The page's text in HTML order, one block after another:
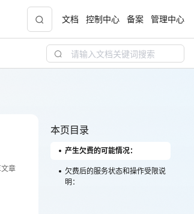
小企业腾飞，高额上云补贴重磅
文档 控制中心 备案 管理中心
章
本页目录
产生欠费的可能情况：
欠费后的服务状态和操作受限说
明：